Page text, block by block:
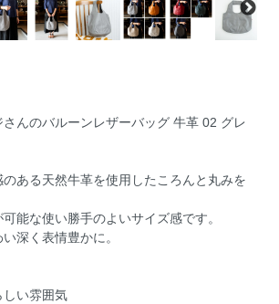
んのバルーンレザーバッグ 牛革 02 グレ
ある天然牛革を使用したころんと丸みを
能な使い勝手のよいサイズ感です。
深く表情豊かに。
しい雰囲気